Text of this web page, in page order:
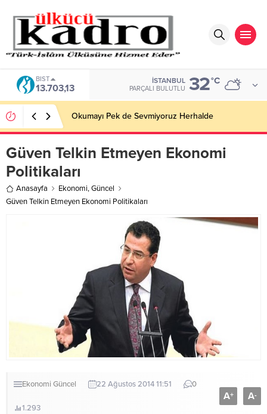
BIST
13.703,13
İSTANBUL
PARÇALI BULUTLU 32°C
Okumayı Pek de Sevmiyoruz Herhalde
Güven Telkin Etmeyen Ekonomi
Politikaları
Anasayfa Ekonomi,Güncel
Güven Telkin Etmeyen Ekonomi Politikaları
Ekonomi Güncel 22 Ağustos 2014 11:51 0
1.293
A+ A-